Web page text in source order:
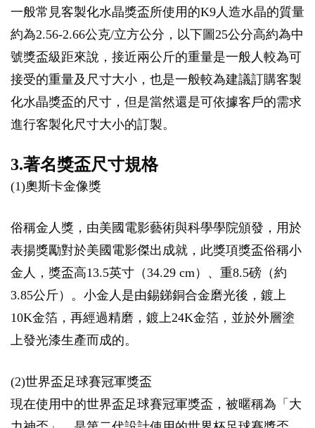
一般常見客製化水晶獎盃所使用的K9人造水晶的質量
約為2.56-2.66公克/立方公分，以下圖25公分高約為中
號獎盃級距來說，接近兩公斤的重量是一般人較為可
接受的重量及尺寸大小，也是一般較為建議訂購客製
化水晶獎盃的尺寸，但是當然還是可依據客戶的需求
進行客製化尺寸大小的訂製。
3.著名獎盃尺寸規格
(1)奧斯卡金像獎
俗稱金人獎，由美國電影藝術與科學學院頒發，用於
表揚獎勵對於美國電影傑出成就，此獎項獎盃俗稱小
金人，獎盃高13.5英寸（34.29 cm）、重8.5磅（約
3.85公斤）。小金人是由錫銻銅合金磨光後，鍍上
10K金箔，再經過精磨，鍍上24K金箔，並於外層塗
上發光漆生產而成的。
(2)世界盃足球賽冠軍獎盃
現在使用中的世界盃足球賽冠軍獎盃，被暱稱為「大